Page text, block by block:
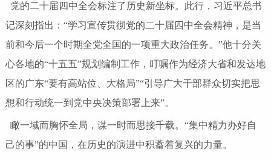
党的二十届四中全会标注了历史新坐标。此行，习近平总书
记深刻指出：“学习宣传贯彻党的二十届四中全会精神，是当
前和今后一个时期全党全国的一项重大政治任务。”他十分关
心各地的“十五五”规划编制工作，叮嘱作为经济大省和发达地
区的广东“要有高站位、大格局”“引导广大干部群众切实把思
想和行动统一到党中央决策部署上来”。
瞰一域而胸怀全局，谋一时而思接千载。“集中精力办好自
己的事”的中国，在历史的演进中积蓄着复兴的力量。